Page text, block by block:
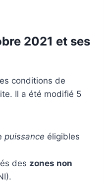
2021 et ses
conditions de
Il a été modifié 5
puissance éligibles
des zones non